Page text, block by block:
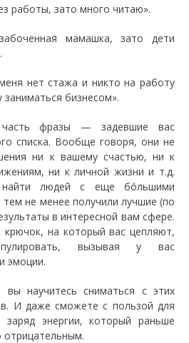
работы, зато много читаю».
мамашка, зато дети
нет стажа и никто на работу
бизнесом».
фразы — задевшие вас
списка. Вообще говоря, они не
ни к вашему счастью, ни к
ни к личной жизни и т.д.
людей с еще бóльшими
не менее получили лучшие (по
в интересной вам сфере.
крючок, на который вас цепляют,
вызывая у вас
эмоции.
вы научитесь сниматься с этих
И даже сможете с пользой для
заряд энергии, который раньше
отрицательным.